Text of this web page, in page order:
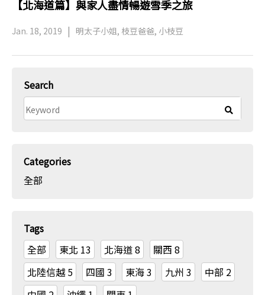
【北海道篇】與家人盡情暢遊雪季之旅
Jan. 18, 2019 明太子小姐, 枝豆爸爸, 小枝豆
Search
Categories
全部
Tags
全部
東北 13 北海道8 關西 8
北陸信越5 四國 3 東海3 九州 3 中部 2